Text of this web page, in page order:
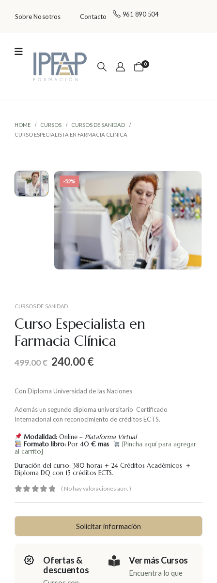
Sobre Nosotros Contacto 961 890 504
0
HOME CURSOS
CURSOS DE SANIDAD
CURSO ESPECIALISTA EN FARMACIA CLÍNICA
-52%
CURSOS DE SANIDAD
Curso Especialista en
Farmacia Clínica
499.00€ 240.00€
Con Diploma Universidad de las Naciones
Además un segundo diploma universitario Certificado
Internacional con reconocimiento de créditos ECTS.
Modalidad:Online – Plataforma Virtual
Formato libro:Por 40 € mas
[Pincha aquí para agregar
al carrito]
Duración del curso: 380 horas + 24 Créditos Académicos +
Diploma DQ con 15 créditos ECTS.
( No hay valoraciones aún. )
Solicitar información
Ofertas &
descuentos
Ver más Cursos
Encuentra lo que